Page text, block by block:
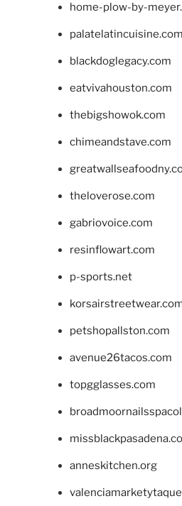
home-plow-by-
palatelatincuisine.com
blackdoglegacy.com
eatvivahouston.com
thebigshowok.com
chimeandstave.com
theloverose.com
gabriovoice.com
resinflowart.com
p-sports.net
petshopallston.com
avenue26tacos.com
topgglasses.com
anneskitchen.org